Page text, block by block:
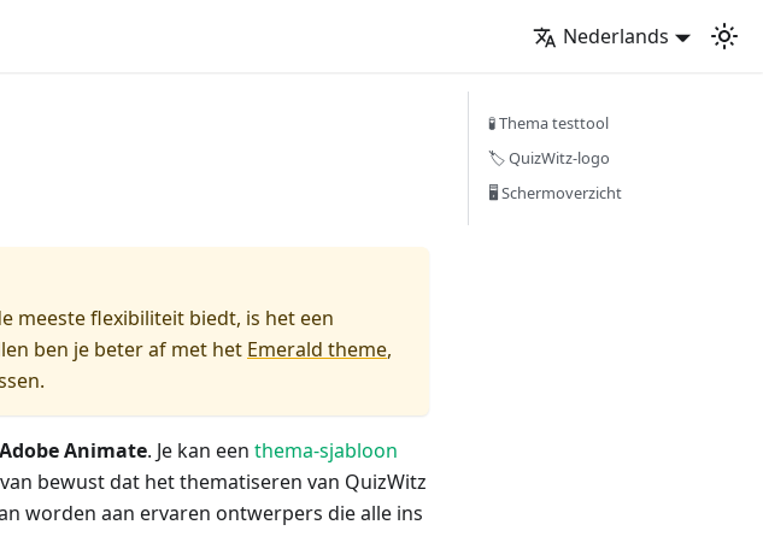
Nederlands
meeste flexibiliteit biedt, is het een
ben je beter af met het Emerald theme,
Adobe Animate. Je kan een thema-sjabloon
bewust dat het thematiseren van QuizWitz
worden aan ervaren ontwerpers die alle ins
🧪 Thema testtool
🏷️ QuizWitz-logo
🖥️ Schermoverzicht